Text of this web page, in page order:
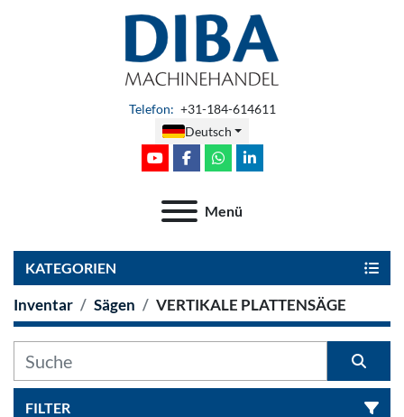
Telefon: +31-184-614611
Deutsch
youtubefacebookwhatsapplinkedin
Menü
KATEGORIEN
Inventar Sägen VERTIKALE PLATTENSÄGE
FILTER